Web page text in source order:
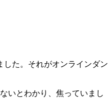
した。それがオンラインダン
いとわかり、焦っていまし